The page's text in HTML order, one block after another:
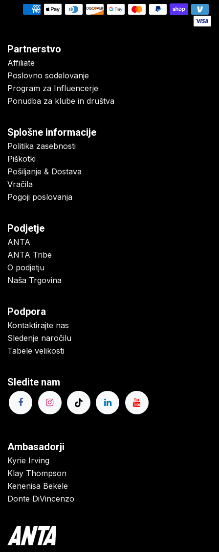
Partnerstvo
Affiliate
Poslovno sodelovanje
Program za Influencerje
Ponudba za klube in društva
Splošne informacije
Politika zasebnosti
Piškotki
Pošiljanje & Dostava
Vračila
Pogoji poslovanja
Podjetje
ANTA
ANTA Tribe
O podjetju
Naša Trgovina
Podpora
Kontaktirajte nas
Sledenje naročilu
Tabele velikosti
Sledite nam
Ambasadorji
Kyrie Irving
Klay Thompson
Kenenisa Bekele
Donte DiVincenzo